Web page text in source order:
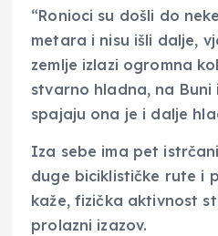
“Ronioci su došli do
metara i nisu išli dalje,
zemlje izlazi ogromna
stvarno hladna, na Buni
spajaju ona je i dalje
Iza sebe ima pet
duge biciklističke rute i
kaže, fizička aktivnost
prolazni izazov.